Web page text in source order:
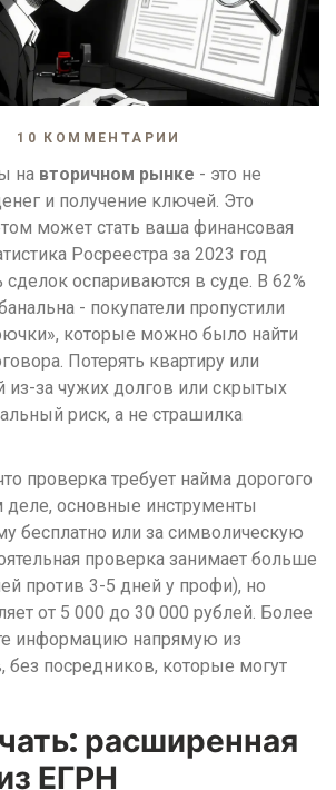
10 КОММЕНТАРИИ
на вторичном рынке - это не
и получение ключей. Это
может стать ваша финансовая
Росреестра за 2023 год
сделок оспариваются в суде. В 62%
- покупатели пропустили
которые можно было найти
Потерять квартиру или
из-за чужих долгов или скрытых
риск, а не страшилка
проверка требует найма дорогого
деле, основные инструменты
бесплатно или за символическую
проверка занимает больше
против 3-5 дней у профи), но
от 5 000 до 30 000 рублей. Более
информацию напрямую из
без посредников, которые могут
расширенная
ЕГРН